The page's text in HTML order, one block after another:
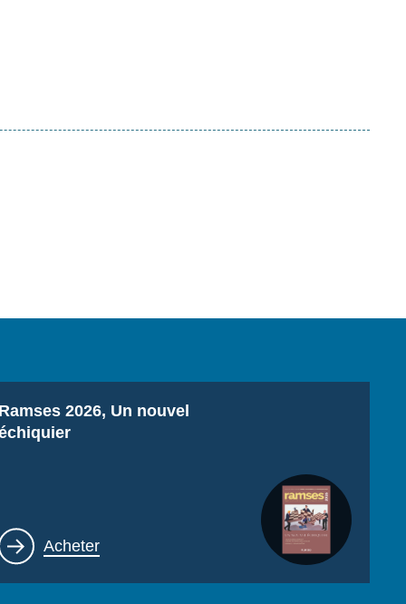
2026, Un nouvel
Lien
Acheter